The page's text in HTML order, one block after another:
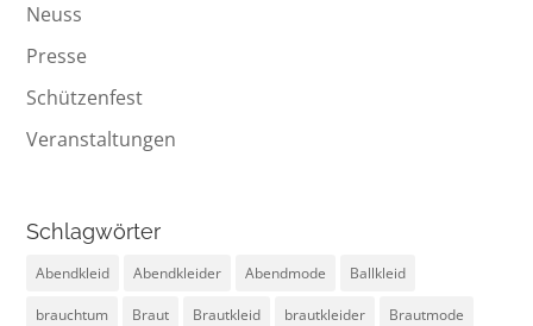
Neuss
Presse
Schützenfest
Veranstaltungen
Schlagwörter
Abendkleid Abendkleider Abendmode Ballkleid
brauchtum Braut Brautkleid brautkleider Brautmode